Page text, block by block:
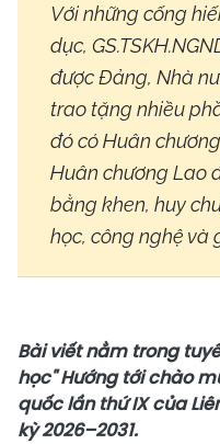
Với những cống
dục,
được Đảng, Nhà
trao tặng nhiều
đó có Huân
Huân chương Lao
bằng khen, huy
học, công nghệ và
Bài viết nằm trong
học" Hướng tới chào
quốc lần thứ IX của
kỳ 2026–2031.